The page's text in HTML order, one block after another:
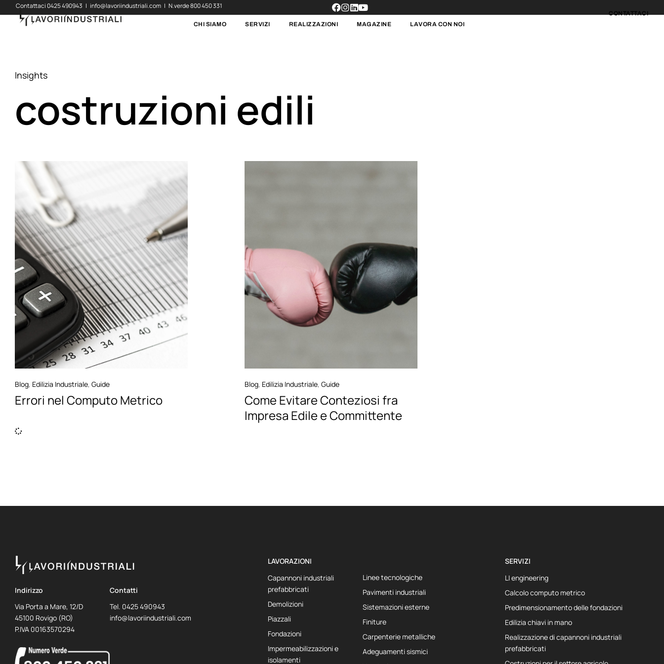
Contattaci0425 490943 | info@lavoriindustriali.com | N.verde800 450 331
CHI SIAMO SERVIZI REALIZZAZIONI MAGAZINE LAVORA CON NOI
CONTATTACI
Insights
costruzioni edili
Blog, Edilizia Industriale, Guide
Errori nel Computo Metrico
Blog, Edilizia Industriale, Guide
Come Evitare Conteziosi fra
Impresa Edile e Committente
Indirizzo
Via Porta a Mare, 12/D
45100 Rovigo (RO)
P.IVA 00163570294
Contatti
Tel. 0425 490943
info@lavoriindustriali.com
LAVORAZIONI
Capannoni industriali
prefabbricati
Demolizioni
Piazzali
Fondazioni
Impermeabilizzazioni e
isolamenti
Linee tecnologiche
Pavimenti industriali
Sistemazioni esterne
Finiture
Carpenterie metalliche
Adeguamenti sismici
SERVIZI
LI engineering
Calcolo computo metrico
Predimensionamento delle fondazioni
Edilizia chiavi in mano
Realizzazione di capannoni industriali
prefabbricati